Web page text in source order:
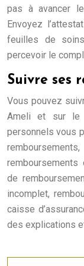
pas à avancer
Envoyez
feuilles de
percevoir le
Suivre ses
Vous pouvez
Ameli et sur le
personnels vous
de
incomplet,
caisse
des explications